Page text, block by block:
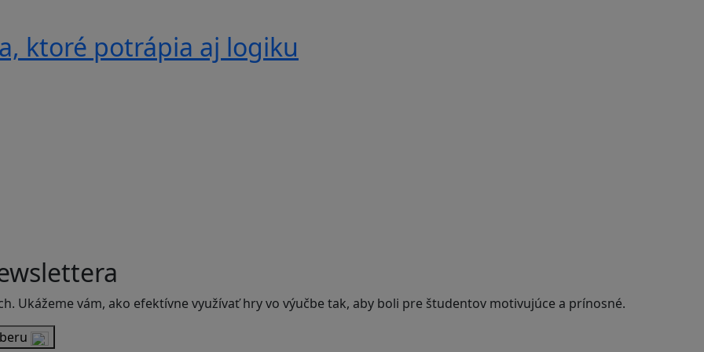
ktoré potrápia aj logiku
Ukážeme vám, ako efektívne využívať hry vo výučbe tak, aby boli pre študentov motivujúce a prínosné.